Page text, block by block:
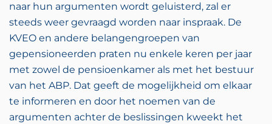
naar hun argumenten wordt geluisterd, zal er
steeds weer gevraagd worden naar inspraak. De
KVEO en andere belangengroepen van
gepensioneerden praten nu enkele keren per jaar
met zowel de pensioenkamer als met het bestuur
van het ABP. Dat geeft de mogelijkheid om elkaar
te informeren en door het noemen van de
argumenten achter de beslissingen kweekt het